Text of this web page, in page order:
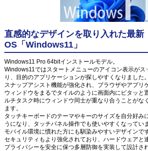
直感的なデザインを取り入れた最新
OS「Windows11」
Windows11 Pro 64bitインストールモデル。
Windows11ではスタートメニューのアイコン表示がス
り、目的のアプリケーションが探しやすくなりました。
スナップアシスト機能が強化され、ブラウザやアプリ
ウィンドウをまるでタイルのように画面内にピタッと
ルチタスク時にウィンドウ同士が重なり合うことがな
ます。
タッチキーボードのテーマやキーのサイズを自分好み
うになり、タッチパネル操作でも使いやすくなってい
モバイル環境に慣れた方にも馴染みやすいデザインです
セキュリティもより強化されており、ハードウェアと
プライバシーを安全に保つ多層防御を実装して設計さ